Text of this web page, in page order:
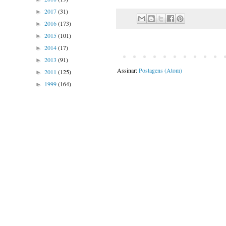
Assinar:Postagens (Atom)
► 2017(31)
► 2016(173)
► 2015(101)
► 2014(17)
► 2013 (91)
► 2011 (125)
► 1999(164)